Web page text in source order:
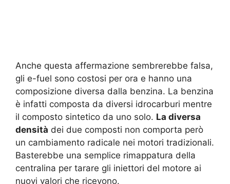
Anche questa affermazione sembrerebbe falsa,
gli e-fuel sono costosi per ora e hanno una
composizione diversa dalla benzina. La benzina
è infatti composta da diversi idrocarburi mentre
il composto sintetico da uno solo. La diversa
densità dei due composti non comporta però
un cambiamento radicale nei motori tradizionali.
Basterebbe una semplice rimappatura della
centralina per tarare gli iniettori del motore ai
nuovi valori che ricevono.